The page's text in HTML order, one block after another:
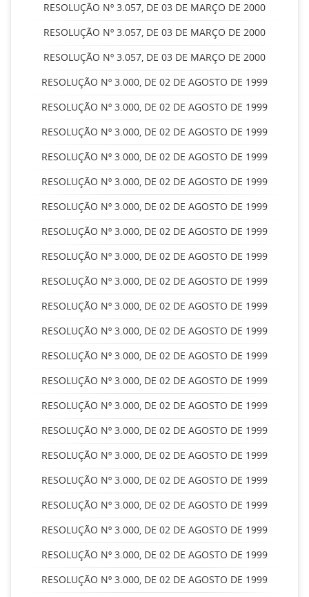
RESOLUÇÃO Nº 3.057, DE 03 DE MARÇO DE 2000
RESOLUÇÃO Nº 3.057, DE 03 DE MARÇO DE 2000
RESOLUÇÃO Nº 3.057, DE 03 DE MARÇO DE 2000
RESOLUÇÃO Nº 3.000, DE 02 DE AGOSTO DE 1999
RESOLUÇÃO Nº 3.000, DE 02 DE AGOSTO DE 1999
RESOLUÇÃO Nº 3.000, DE 02 DE AGOSTO DE 1999
RESOLUÇÃO Nº 3.000, DE 02 DE AGOSTO DE 1999
RESOLUÇÃO Nº 3.000, DE 02 DE AGOSTO DE 1999
RESOLUÇÃO Nº 3.000, DE 02 DE AGOSTO DE 1999
RESOLUÇÃO Nº 3.000, DE 02 DE AGOSTO DE 1999
RESOLUÇÃO Nº 3.000, DE 02 DE AGOSTO DE 1999
RESOLUÇÃO Nº 3.000, DE 02 DE AGOSTO DE 1999
RESOLUÇÃO Nº 3.000, DE 02 DE AGOSTO DE 1999
RESOLUÇÃO Nº 3.000, DE 02 DE AGOSTO DE 1999
RESOLUÇÃO Nº 3.000, DE 02 DE AGOSTO DE 1999
RESOLUÇÃO Nº 3.000, DE 02 DE AGOSTO DE 1999
RESOLUÇÃO Nº 3.000, DE 02 DE AGOSTO DE 1999
RESOLUÇÃO Nº 3.000, DE 02 DE AGOSTO DE 1999
RESOLUÇÃO Nº 3.000, DE 02 DE AGOSTO DE 1999
RESOLUÇÃO Nº 3.000, DE 02 DE AGOSTO DE 1999
RESOLUÇÃO Nº 3.000, DE 02 DE AGOSTO DE 1999
RESOLUÇÃO Nº 3.000, DE 02 DE AGOSTO DE 1999
RESOLUÇÃO Nº 3.000, DE 02 DE AGOSTO DE 1999
RESOLUÇÃO Nº 3.000, DE 02 DE AGOSTO DE 1999